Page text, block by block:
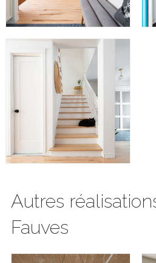
Autres
Fauves